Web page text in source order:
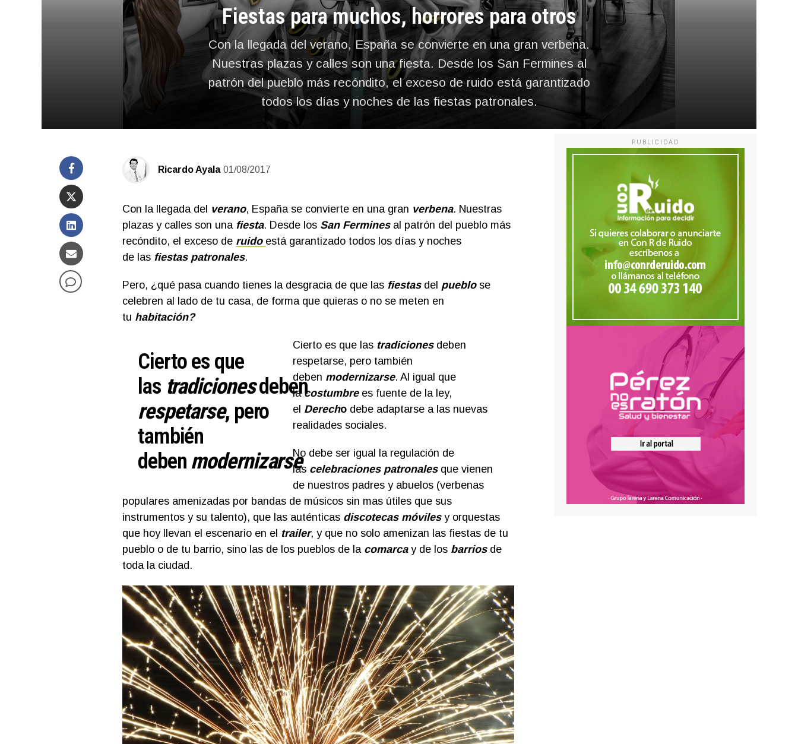
Fiestas para muchos, horrores para otros
Con la llegada del verano, España se convierte en una gran verbena.
Nuestras plazas y calles son una fiesta. Desde los San Fermines al
patrón del pueblo más recóndito, el exceso de ruido está garantizado
todos los días y noches de las fiestas patronales.
Ricardo Ayala 01/08/2017
Con la llegada del verano, España se convierte en una gran verbena. Nuestras
plazas y calles son una fiesta. Desde los San Fermines al patrón del pueblo más
recóndito, el exceso de ruido está garantizado todos los días y noches
de las fiestas patronales.
Pero, ¿qué pasa cuando tienes la desgracia de que las fiestasdel pueblose
celebren al lado de tu casa, de forma que quieras o no se meten en
tu habitación?
Cierto es que
las tradicionesdeben
respetarse, pero
también
deben modernizarse
Cierto es que las tradicionesdeben
respetarse, pero también
deben modernizarse. Al igual que
la costumbrees fuente de la ley,
el Derechodebe adaptarse a las nuevas
realidades sociales.
No debe ser igual la regulación de
las celebraciones patronalesque vienen
de nuestros padres y abuelos (verbenas
populares amenizadas por bandas de músicos sin mas útiles que sus
instrumentos y su talento), que las auténticas discotecas móvilesy orquestas
que hoy llevan el escenario en el trailer, y que no solo amenizan las fiestas de tu
pueblo o de tu barrio, sino las de los pueblos de la comarcay de los barriosde
toda la ciudad.
PUBLICIDAD